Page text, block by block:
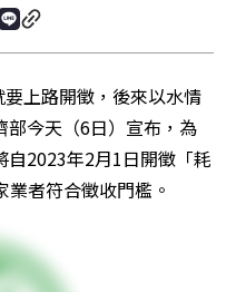
上路開徵，後來以水情
部今天（6日）宣布，為
2023年2月1日開徵「耗
者符合徵收門檻。